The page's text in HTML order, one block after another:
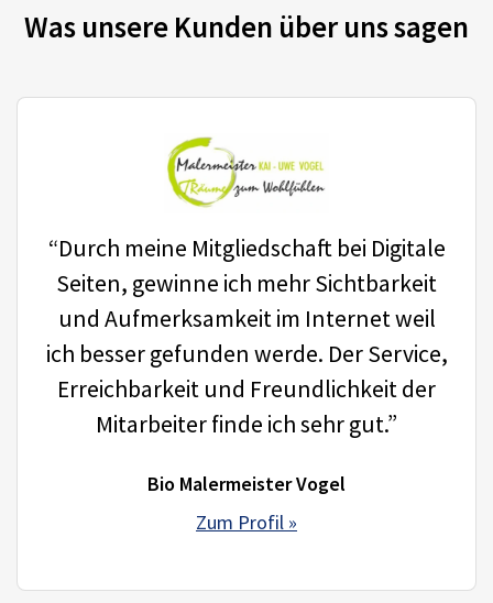
Was unsere Kunden über uns sagen
“Durch meine Mitgliedschaft bei Digitale
Seiten, gewinne ich mehr Sichtbarkeit
und Aufmerksamkeit im Internet weil
ich besser gefunden werde. Der Service,
Erreichbarkeit und Freundlichkeit der
Mitarbeiter finde ich sehr gut.”
Bio Malermeister Vogel
Zum Profil »